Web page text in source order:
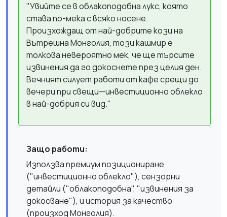
"Увийте се в облакоподобна лукс, която
става по-мека с всяко носене.
Произхождащ от най-добрите кози на
Вътрешна Монголия, този кашмир е
толкова невероятно мек, че ще търсите
извинения да го докоснете през целия ден.
Вечният силует работи от кафе срещи до
вечери при свещи—инвестиционно облекло
в най-добрия си вид."
Защо работи:
Използва премиум позициониране
("инвестиционно облекло"), сензорни
детайли ("облакоподобна", "извинения за
докосване"), и история за качество
(произход Монголия).